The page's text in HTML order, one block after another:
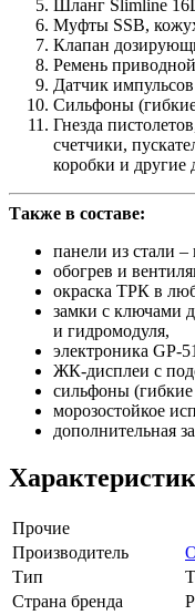
Шланг Slimline
Муфты SSB,
Клапан
Ремень
Датчик
Сильфоны
Гнезда
счетчики,
коробки и другие
Также в составе:
панели из стали
обогрев и
окраска ТРК в
замки с ключами
и гидромодуля,
электроника GP-
ЖК-дисплеи с
сильфоны
морозостойкое
дополнительная
Прочие
Производитель
Тип
Страна бренда